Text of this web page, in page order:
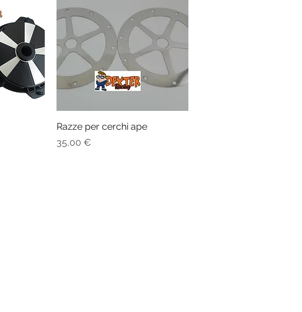
Vista rapida
Razze per cerchi ape
Prezzo
35,00 €